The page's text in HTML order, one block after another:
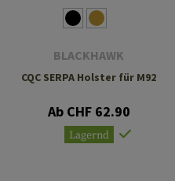
BLACKHAWK
CQC SERPA Holster für M92
Ab CHF 62.90
Lagernd